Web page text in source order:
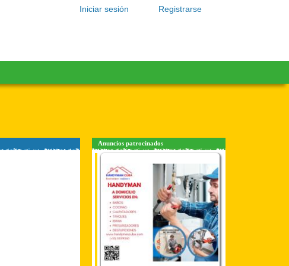
Registrarse
Iniciar sesión
Anuncios patrocinados